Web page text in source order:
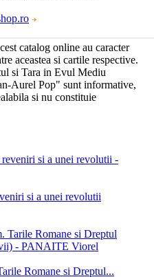
catalog online au caracter
aceastea si cartile respective.
si Tara in Evul Mediu
Aurel Pop" sunt informative,
si nu constituie
si a unei revolutii
Romane si Dreptul...